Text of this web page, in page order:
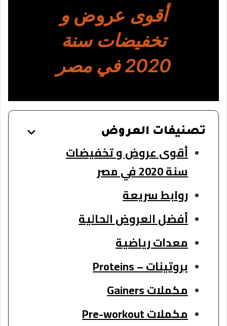
أقوى عروضو
تخفيضات سنة
2020 في مصر
تصنيفات العروض
أقوى عروض و تخفيضات
سنة 2020 في مصر
روابط سريعة
أفضل العروض الحالية
معدات رياضية
بروتينات – Proteins
مكملات Gainers
مكملات Pre-workout